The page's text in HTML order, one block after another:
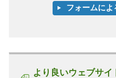
より良いウェブサイ